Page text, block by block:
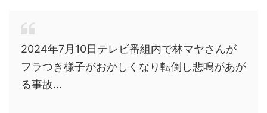
2024年7月10日テレビ番組内で林マヤさんが
フラつき様子がおかしくなり転倒し悲鳴があが
る事故…